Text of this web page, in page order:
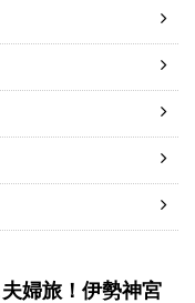
婦旅！伊勢神宮